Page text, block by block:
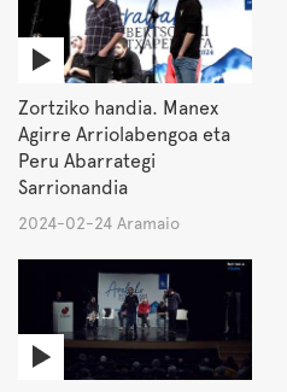
Zortziko handia. Manex
Agirre Arriolabengoa eta
Peru Abarrategi
Sarrionandia
2024-02-24 Aramaio